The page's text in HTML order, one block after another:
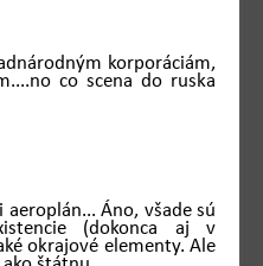
korporáciám,
co scena do ruska
Áno, všade sú
(dokonca aj v
okrajové elementy. Ale